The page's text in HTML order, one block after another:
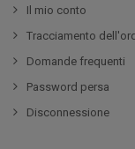
Il mio conto
Tracciamento
Domande frequenti
Password persa
Disconnessione